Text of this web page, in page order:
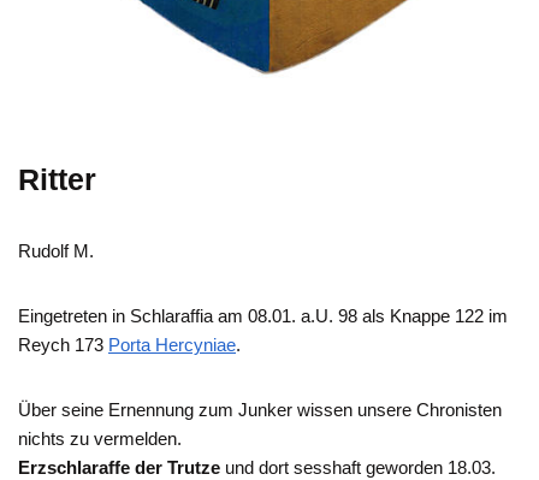
Ritter
Rudolf M.
Eingetreten in Schlaraffia am 08.01. a.U. 98 als Knappe 122 im
Reych 173 Porta Hercyniae.
Über seine Ernennung zum Junker wissen unsere Chronisten
nichts zu vermelden.
Erzschlaraffe der Trutze und dort sesshaft geworden 18.03.